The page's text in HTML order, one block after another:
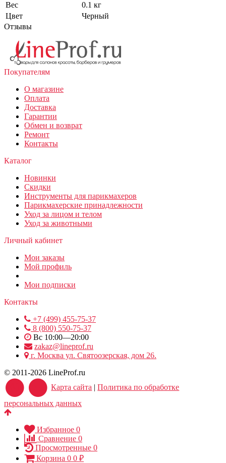
Вес
0.1 кг
Цвет
Черный
Отзывы
Покупателям
О магазине
Оплата
Доставка
Гарантии
Обмен и возврат
Ремонт
Контакты
Каталог
Новинки
Скидки
Инструменты для парикмахеров
Парикмахерские принадлежности
Уход за лицом и телом
Уход за животными
Личный кабинет
Мои заказы
Мой профиль
Мои подписки
Контакты
+7 (499) 455-75-37
8 (800) 550-75-37
Вс 10:00—20:00
zakaz@lineprof.ru
г. Москва ул. Святоозерская, дом 26.
© 2011-2026 LineProf.ru
Карта сайта |Политика по обработке
персональных данных
Избранное 0
Сравнение 0
Просмотренные 0
Корзина 0 0 ₽